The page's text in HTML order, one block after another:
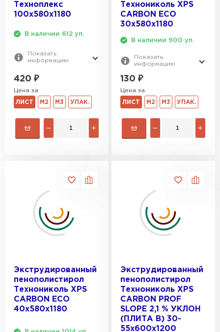
Техноплекс
100х580х1180
В наличии 612 уп.
Показать
информацию
420 ₽
Цена за
ЛИСТ М2 М3 УПАК.
Технониколь XPS
CARBON ECO
30х580х1180
В наличии 900 уп.
Показать
информацию
130 ₽
Цена за
ЛИСТ М2 М3 УПАК.
Экструдированный
пенополистирол
Технониколь XPS
CARBON ECO
40х580х1180
Экструдированный
пенополистирол
Технониколь XPS
CARBON PROF
SLOPE 2,1 % УКЛОН
(ПЛИТА B) 30-
55х600х1200